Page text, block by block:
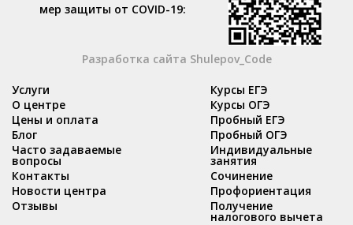
Услуги
О центре
Цены и оплата
Блог
Часто задаваемые
вопросы
Контакты
Новости центра
Отзывы
Курсы ЕГЭ
Курсы ОГЭ
Пробный ЕГЭ
Пробный ОГЭ
Индивидуальные
занятия
Сочинение
Профориентация
Получение
налогового вычета
мер защиты от COVID-19:
Разработка сайта Shulepov_Code